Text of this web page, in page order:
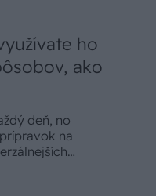
ho
ako
deň, no
na
ako využiť
13 praktických